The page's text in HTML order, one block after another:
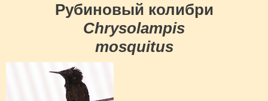
Рубиновый колибри
Chrysolampis
mosquitus